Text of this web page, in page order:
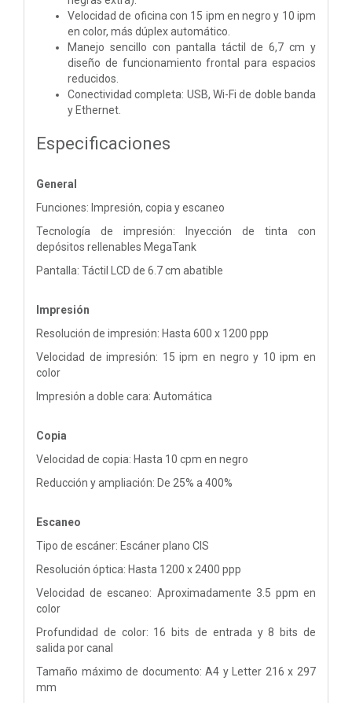
Velocidad de oficina con 15 ipm en negro y 10 ipm
en color, más dúplex automático.
Manejo sencillo con pantalla táctil de 6,7 cm y
diseño de funcionamiento frontal para espacios
reducidos.
Conectividad completa: USB, Wi-Fi de doble banda
y Ethernet.
Especificaciones
General
Funciones: Impresión, copia y escaneo
Tecnología de impresión: Inyección de tinta con
depósitos rellenables MegaTank
Pantalla: Táctil LCD de 6.7 cm abatible
Impresión
Resolución de impresión: Hasta 600 x 1200 ppp
Velocidad de impresión: 15 ipm en negro y 10 ipm en
color
Impresión a doble cara: Automática
Copia
Velocidad de copia: Hasta 10 cpm en negro
Reducción y ampliación: De 25% a 400%
Escaneo
Tipo de escáner: Escáner plano CIS
Resolución óptica: Hasta 1200 x 2400 ppp
Velocidad de escaneo: Aproximadamente 3.5 ppm en
color
Profundidad de color: 16 bits de entrada y 8 bits de
salida por canal
Tamaño máximo de documento: A4 y Letter 216 x 297
mm